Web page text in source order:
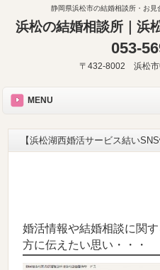
静岡県浜松市の結婚相談所・お
浜松の結婚相談所｜浜
053-
〒432-8002 浜松市
MENU
【浜松湖西婚活サービス結いSNS
婚活情報や結婚相談に関
方に伝えたい思い・・・